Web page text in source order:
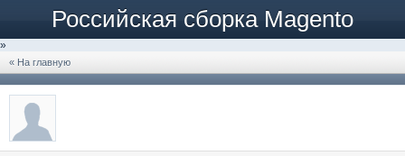
Российская сборка Magento
»
« На главную